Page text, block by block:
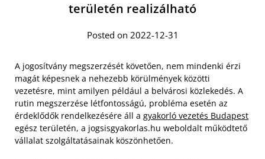
területén realizálható
Posted on 2022-12-31
A jogosítvány megszerzését követően, nem mindenki érzi
magát képesnek a nehezebb körülmények közötti
vezetésre, mint amilyen például a belvárosi közlekedés. A
rutin megszerzése létfontosságú, probléma esetén az
érdeklődők rendelkezésére áll a gyakorló vezetés Budapest
egész területén, a jogsisgyakorlas.hu weboldalt működtető
vállalat szolgáltatásainak köszönhetően.